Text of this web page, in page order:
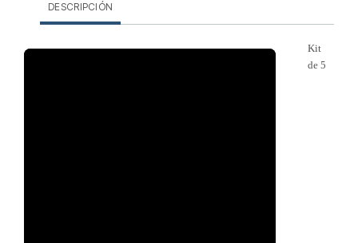
DESCRIPCIÓN
Kit
de 5